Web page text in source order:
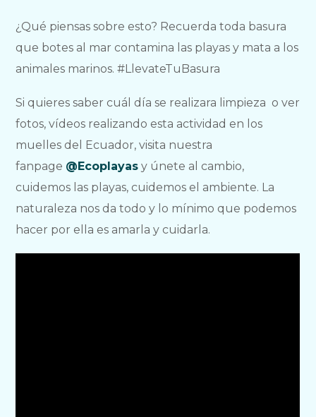
¿Qué piensas sobre esto? Recuerda toda basura
que botes al mar contamina las playas y mata a los
animales marinos. #LlevateTuBasura
Si quieres saber cuál día se realizara limpieza o ver
fotos, vídeos realizando esta actividad en los
muelles del Ecuador, visita nuestra
fanpage @Ecoplayas y únete al cambio,
cuidemos las playas, cuidemos el ambiente. La
naturaleza nos da todo y lo mínimo que podemos
hacer por ella es amarla y cuidarla.